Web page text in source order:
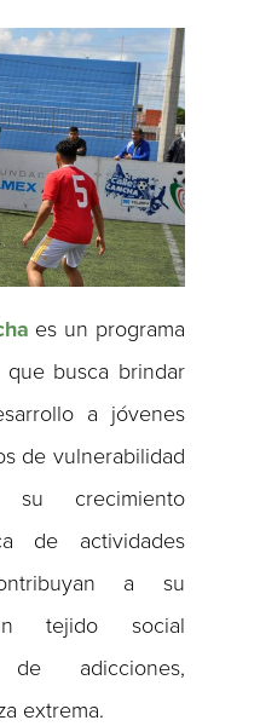
es un programa
busca brindar
a jóvenes
de vulnerabilidad
su crecimiento
de actividades
a su
tejido social
adicciones,
extrema.